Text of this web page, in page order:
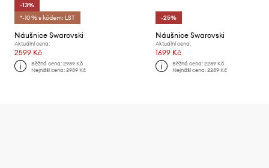
-13%
*-10 % s kódem: LST
Náušnice Swarovski
Aktuální cena:
2599 Kč
Běžná cena:2989 Kč
Nejnižší cena:2989 Kč
-25%
Náušnice Swarovski
Aktuální cena:
1699 Kč
Běžná cena: 2289 Kč
Nejnižší cena: 2289 Kč